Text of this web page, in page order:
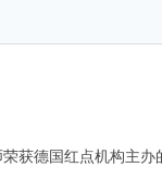
获德国红点机构主办